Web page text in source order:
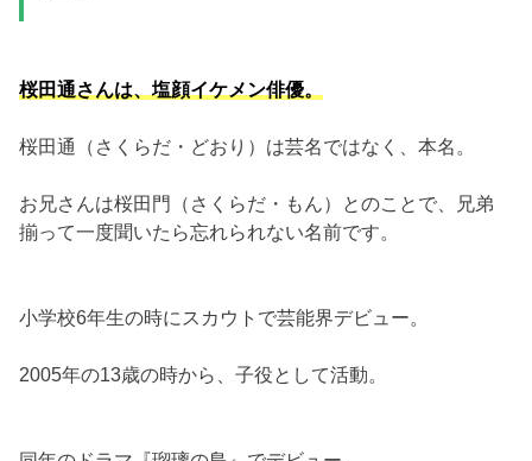
桜田通さんは、塩顔イケメン俳優。
桜田通（さくらだ・どおり）は芸名ではなく、本名。
お兄さんは桜田門（さくらだ・もん）とのことで、兄弟
揃って一度聞いたら忘れられない名前です。
小学校6年生の時にスカウトで芸能界デビュー。
2005年の13歳の時から、子役として活動。